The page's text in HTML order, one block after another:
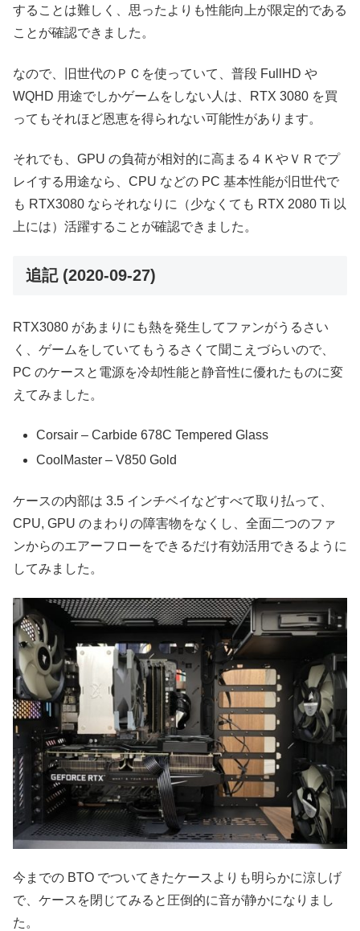
することは難しく、思ったよりも性能向上が限定的である
ことが確認できました。
なので、旧世代のＰＣを使っていて、普段 FullHD や
WQHD 用途でしかゲームをしない人は、RTX 3080 を買
ってもそれほど恩恵を得られない可能性があります。
それでも、GPU の負荷が相対的に高まる４ＫやＶＲでプ
レイする用途なら、CPU などの PC 基本性能が旧世代で
も RTX3080 ならそれなりに（少なくても RTX 2080 Ti 以
上には）活躍することが確認できました。
追記 (2020-09-27)
RTX3080 があまりにも熱を発生してファンがうるさい
く、ゲームをしていてもうるさくて聞こえづらいので、
PC のケースと電源を冷却性能と静音性に優れたものに変
えてみました。
Corsair – Carbide 678C Tempered Glass
CoolMaster – V850 Gold
ケースの内部は 3.5 インチベイなどすべて取り払って、
CPU, GPU のまわりの障害物をなくし、全面二つのファ
ンからのエアーフローをできるだけ有効活用できるように
してみました。
今までの BTO でついてきたケースよりも明らかに涼しげ
で、ケースを閉じてみると圧倒的に音が静かになりまし
た。